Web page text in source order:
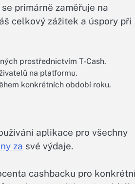
primárně zaměřuje na
celkový zážitek a úspory při
prostřednictvím T-Cash.
na platformu.
konkrétních období roku.
aplikace pro všechny
za své výdaje.
cashbacku pro